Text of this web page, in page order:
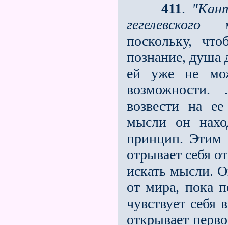
411.
гегелевского
поскольку,
познание, душа
ей уже не
возможности.
возвести на
мысли он
принцип. Этим
отрывает себя
искать мысли.
от мира, пока
чувствует
открывает